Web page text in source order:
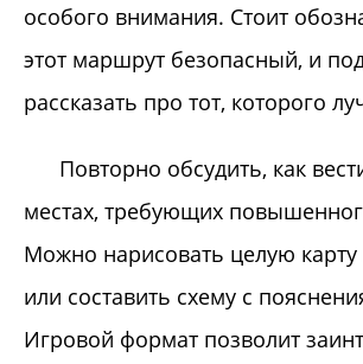
особого внимания. Стоит
этот маршрут безопасный, и
рассказать про тот, которого
Повторно обсудить, как
местах, требующих
Можно нарисовать целую
или составить схему с
Игровой формат позволит